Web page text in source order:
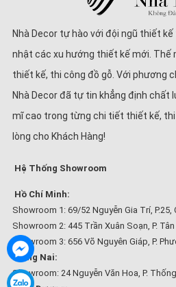
Nhà Decor tự hào với đội ngũ thiết
nhật các xu hướng thiết kế mới. Thế
thiết kế, thi công đồ gỗ. Với phương
Nhà Decor đã tự tin khẳng định chất
mĩ cao trong từng chi tiết thiết kế, thi
lòng cho Khách Hàng!
Hệ Thống Showroom
Hồ Chí Minh:
Showroom 1: 69/52 Nguyễn Gia Trí, P.25,
Showroom 2: 445 Trần Xuân Soạn, P.
Showroom 3: 656 Võ Nguyên Giáp, P.
Đồng Nai:
Showroom: 24 Nguyễn Văn Hoa, P.